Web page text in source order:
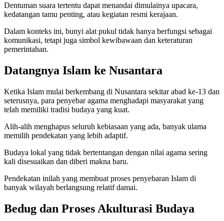
Dentuman suara tertentu dapat menandai dimulainya upacara,
kedatangan tamu penting, atau kegiatan resmi kerajaan.
Dalam konteks ini, bunyi alat pukul tidak hanya berfungsi sebagai
komunikasi, tetapi juga simbol kewibawaan dan keteraturan
pemerintahan.
Datangnya Islam ke Nusantara
Ketika Islam mulai berkembang di Nusantara sekitar abad ke-13 dan
seterusnya, para penyebar agama menghadapi masyarakat yang
telah memiliki tradisi budaya yang kuat.
Alih-alih menghapus seluruh kebiasaan yang ada, banyak ulama
memilih pendekatan yang lebih adaptif.
Budaya lokal yang tidak bertentangan dengan nilai agama sering
kali disesuaikan dan diberi makna baru.
Pendekatan inilah yang membuat proses penyebaran Islam di
banyak wilayah berlangsung relatif damai.
Bedug dan Proses Akulturasi Budaya